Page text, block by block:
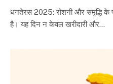
धनतेरस 2025: रोशनी और समृद्धि के
है। यह दिन न केवल खरीदारी और…